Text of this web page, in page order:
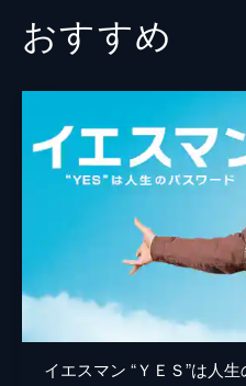
おすすめ
イエスマン “ＹＥＳ”は人